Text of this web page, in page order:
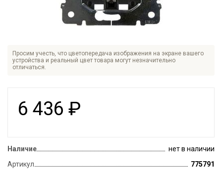
Просим учесть, что цветопередача изображения на экране вашего
устройства и реальный цвет товара могут незначительно
отличаться.
6 436 ₽
Наличие
нет в наличии
Артикул
775791